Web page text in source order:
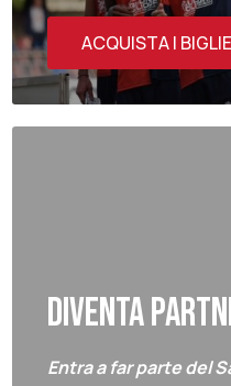
ACQUISTA I
DIVENTA
Entra a far parte del